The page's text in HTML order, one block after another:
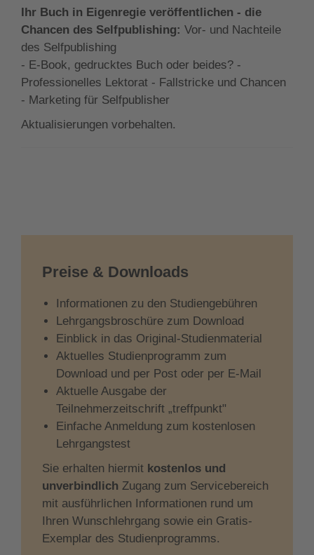
Ihr Buch in Eigenregie veröffentlichen - die
Chancen des Selfpublishing: Vor- und Nachteile
des Selfpublishing
- E-Book, gedrucktes Buch oder beides? -
Professionelles Lektorat - Fallstricke und Chancen
- Marketing für Selfpublisher
Aktualisierungen vorbehalten.
Preise & Downloads
Informationen zu den Studiengebühren
Lehrgangsbroschüre zum Download
Einblick in das Original-Studienmaterial
Aktuelles Studienprogramm zum
Download und per Post oder per E-Mail
Aktuelle Ausgabe der
Teilnehmerzeitschrift „treffpunkt"
Einfache Anmeldung zum kostenlosen
Lehrgangstest
Sie erhalten hiermit kostenlos und
unverbindlich Zugang zum Servicebereich
mit ausführlichen Informationen rund um
Ihren Wunschlehrgang sowie ein Gratis-
Exemplar des Studienprogramms.